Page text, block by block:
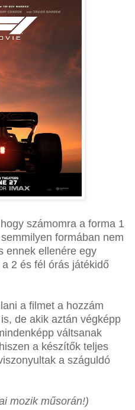
számomra a forma 1
formában nem
ennek ellenére egy
2 és fél órás játékidő
a filmet a hozzám
de akik aztán végképp
váltsanak
a készítők teljes
a száguldó
mozik műsorán!)